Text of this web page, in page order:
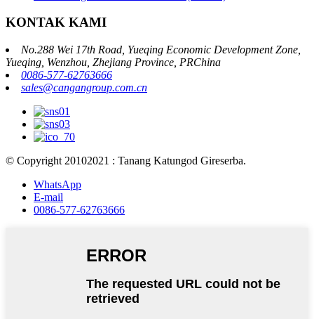
KONTAK KAMI
No.288 Wei 17th Road, Yueqing Economic Development Zone,
Yueqing, Wenzhou, Zhejiang Province, PRChina
0086-577-62763666
sales@cangangroup.com.cn
© Copyright 20102021 : Tanang Katungod Gireserba.
WhatsApp
E-mail
0086-577-62763666